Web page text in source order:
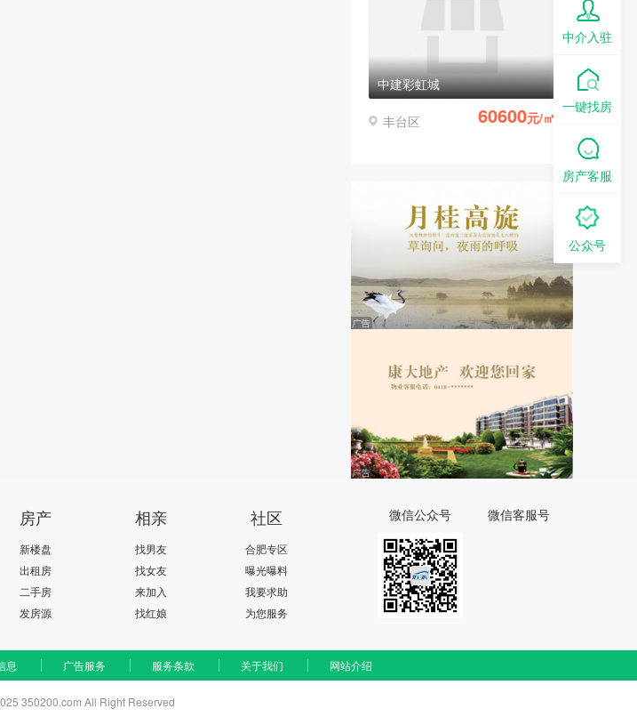
中建彩虹城
丰台区 60600元/㎡
房产
新楼盘
出租房
二手房
发房源
相亲
找男友
找女友
来加入
找红娘
社区
合肥专区
曝光曝料
我要求助
为您服务
微信公众号 微信客服号
息 广告服务 服务条款 关于我们 网站介绍
350200.com All Right Reserved
中介入驻
一键找房
房产客服
公众号